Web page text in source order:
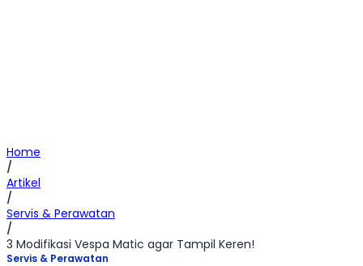
Home
/
Artikel
/
Servis & Perawatan
/
3 Modifikasi Vespa Matic agar Tampil Keren!
Servis & Perawatan